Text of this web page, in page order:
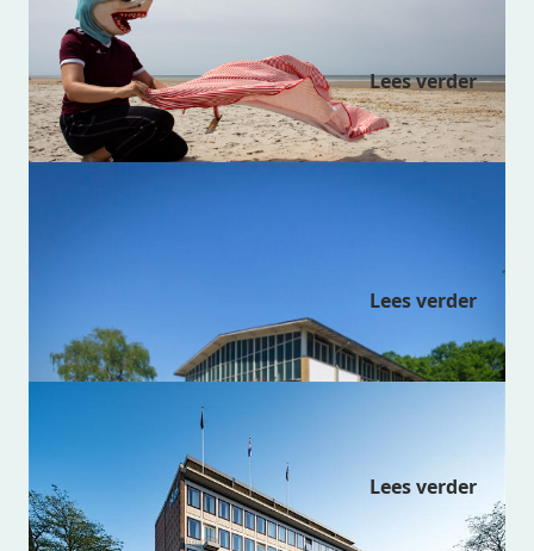
HOMEGROWN
Lees verder
Lees verder
Rondleiding Slaakhuys
Lees verder